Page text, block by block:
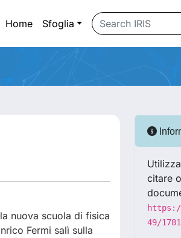
Home Sfoglia
nuova scuola di fisica
Fermi salì sulla
citare
49/1781